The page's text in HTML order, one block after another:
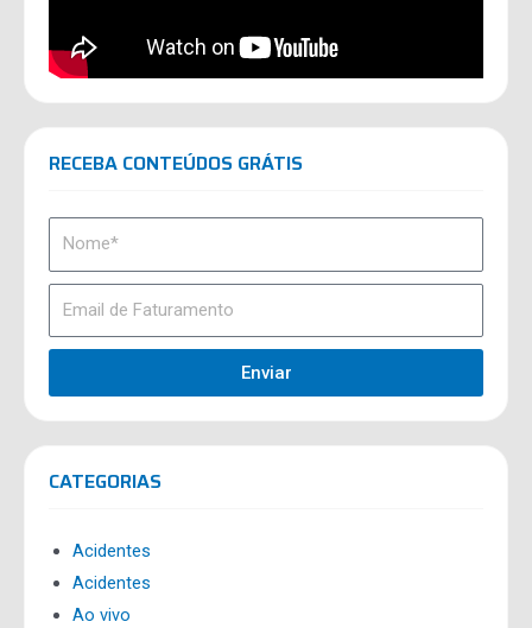
RECEBA CONTEÚDOS GRÁTIS
Enviar
CATEGORIAS
Acidentes
Acidentes
Ao vivo